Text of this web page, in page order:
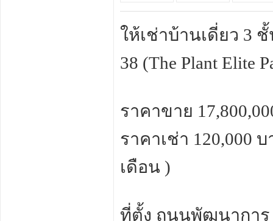
ให้เช่าบ้านเดี่ยว 3
38 (The Plant Elite
ราคาขาย
ราคาเช่า 120,000
เดือน )
ที่ตั้ง ถนนพัฒนาการ